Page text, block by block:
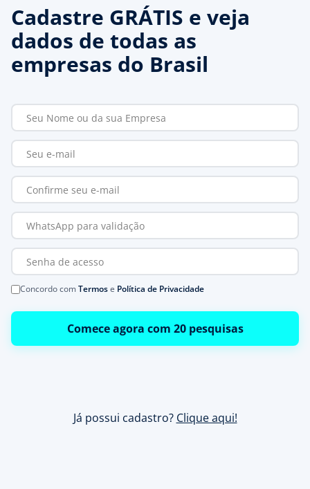
Cadastre GRÁTIS e veja
dados de todas as
empresas do Brasil
Concordo comTermose Política de Privacidade
Comece agora com 20 pesquisas
Já possui cadastro? Clique aqui!